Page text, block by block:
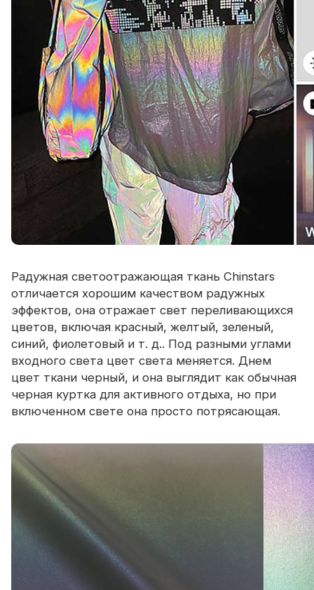
Радужная светоотражающая ткань Chinstars
отличается хорошим качеством радужных
эффектов, она отражает свет переливающихся
цветов, включая красный, желтый, зеленый,
синий, фиолетовый и т. д.. Под разными углами
входного света цвет света меняется. Днем
цвет ткани черный, и она выглядит как обычная
черная куртка для активного отдыха, но при
включенном свете она просто потрясающая.